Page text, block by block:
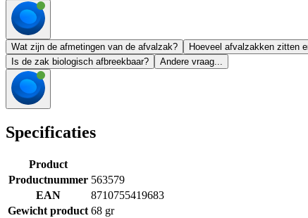
Wat zijn de afmetingen van de afvalzak? Hoeveel afvalzakken zitten
Is de zak biologisch afbreekbaar?
Andere vraag...
Specificaties
Product
Productnummer 563579
EAN
8710755419683
Gewicht product 68 gr